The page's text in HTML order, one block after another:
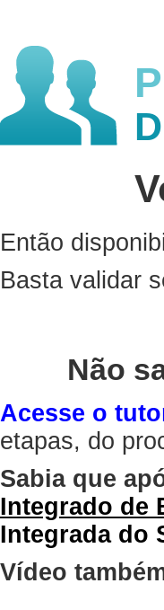
Então
Basta validar
Não
Acesse o
etapas, do
Sabia que
Integrado de
Integrada do
Vídeo